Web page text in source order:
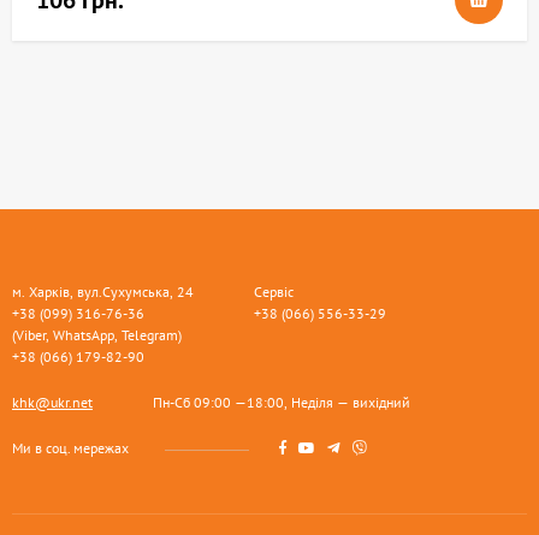
м. Харків, вул.Сухумська, 24
+38 (099) 316-76-36
(Viber, WhatsApp, Telegram)
+38 (066) 179-82-90
Сервіс
+38 (066) 556-33-29
khk@ukr.net Пн-Сб 09:00 —18:00, Неділя — вихідний
Ми в соц. мережах